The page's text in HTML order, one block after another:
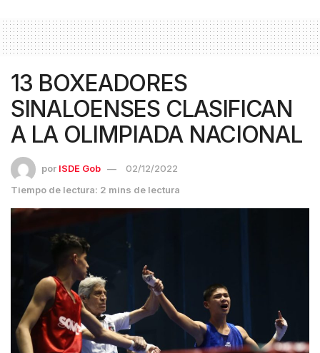
13 BOXEADORES
SINALOENSES CLASIFICAN
A LA OLIMPIADA NACIONAL
por ISDE Gob
02/12/2022
Tiempo de lectura: 2 mins de lectura